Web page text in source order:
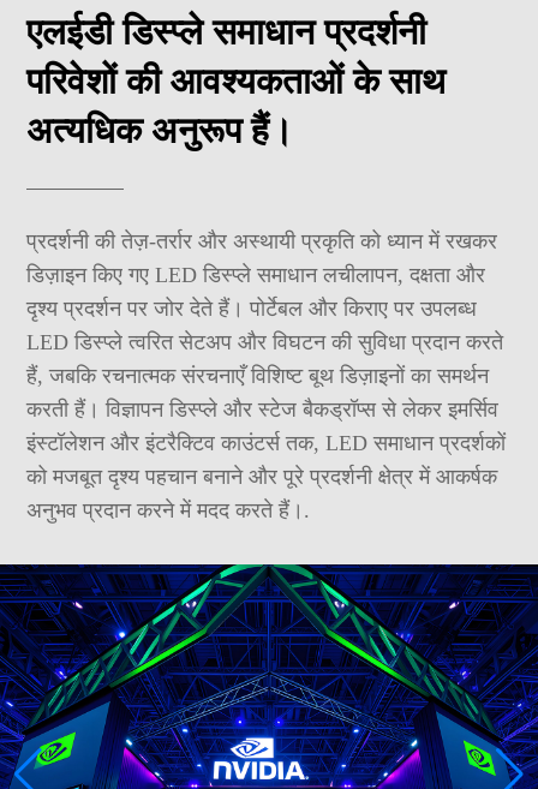
एलईडी डिस्प्ले समाधान प्रदर्शनी
परिवेशों की आवश्यकताओं के साथ
अत्यधिक अनुरूप हैं।
प्रदर्शनी की तेज़-तर्रार और अस्थायी प्रकृति को ध्यान में रखकर
डिज़ाइन किए गए LED डिस्प्ले समाधान लचीलापन, दक्षता और
दृश्य प्रदर्शन पर जोर देते हैं। पोर्टेबल और किराए पर उपलब्ध
LED डिस्प्ले त्वरित सेटअप और विघटन की सुविधा प्रदान करते
हैं, जबकि रचनात्मक संरचनाएँ विशिष्ट बूथ डिज़ाइनों का समर्थन
करती हैं। विज्ञापन डिस्प्ले और स्टेज बैकड्रॉप्स से लेकर इमर्सिव
इंस्टॉलेशन और इंटरैक्टिव काउंटर्स तक, LED समाधान प्रदर्शकों
को मजबूत दृश्य पहचान बनाने और पूरे प्रदर्शनी क्षेत्र में आकर्षक
अनुभव प्रदान करने में मदद करते हैं।.